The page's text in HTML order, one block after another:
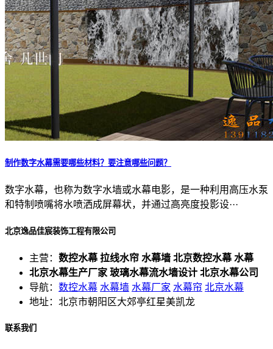
制作数字水幕需要哪些材料？要注意哪些问题？
数字水幕，也称为数字水墙或水幕电影，是一种利用高压水泵
和特制喷嘴将水喷洒成屏幕状，并通过高亮度投影设···
北京逸品佳宸装饰工程有限公司
主营： 数控水幕 拉线水帘 水幕墙 北京数控水幕 水幕
北京水幕生产厂家 玻璃水幕流水墙设计 北京水幕公司
导航： 数控水幕 水幕墙 水幕厂家 水幕帘 北京水幕
地址：北京市朝阳区大郊亭红星美凯龙
联系我们